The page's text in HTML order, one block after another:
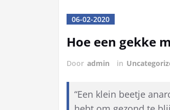
06-02-2020
Hoe een gekke
Door admin in
“Een klein beetje